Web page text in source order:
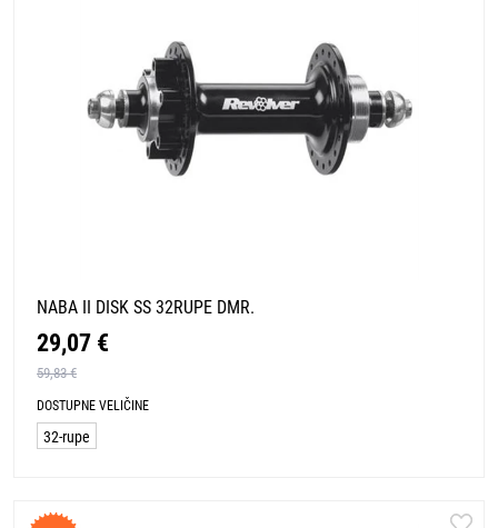
NABA II DISK SS 32RUPE DMR.
29,07 €
59,83 €
DOSTUPNE VELIČINE
32-rupe